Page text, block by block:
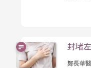
封堵
鄭長華